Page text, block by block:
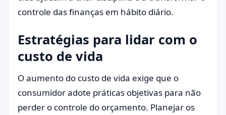
controle das finanças em hábito diário.
Estratégias para lidar com o
custo de vida
O aumento do custo de vida exige que o
consumidor adote práticas objetivas para não
perder o controle do orçamento. Planejar os